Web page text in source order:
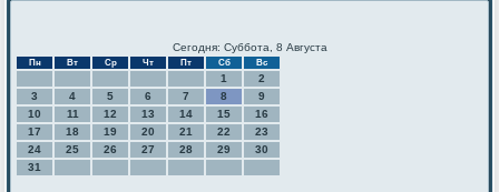
Сегодня: Суббота, 8 Августа
Пн Вт Ср Чт Пт Сб Вс
1
2
3
4 5 6 7 8
9
10
11 12 13 14 15
16
17
18 19 20 21 22
23
24
25 26 27 28 29
30
31